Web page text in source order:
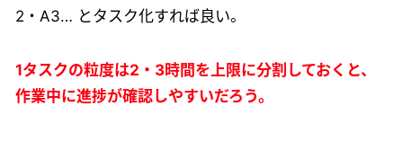
2・A3… とタスク化すれば良い。
1タスクの粒度は2・3時間を上限に分割しておくと、
作業中に進捗が確認しやすいだろう。